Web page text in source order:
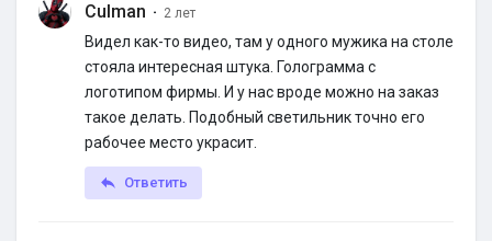
Culman · 2 лет
Видел как-то видео, там у одного мужика на столе
стояла интересная штука. Голограмма с
логотипом фирмы. И у нас вроде можно на заказ
такое делать. Подобный светильник точно его
рабочее место украсит.
Ответить